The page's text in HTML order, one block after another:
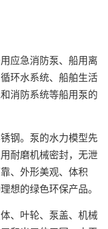
应急消防泵、船用离
环水系统、船舶生活
消防系统等船用泵的
钢。泵的水力模型先
耐磨机械密封，无泄
、外形美观、体积
想的绿色环保产品。
、叶轮、泵盖、机械